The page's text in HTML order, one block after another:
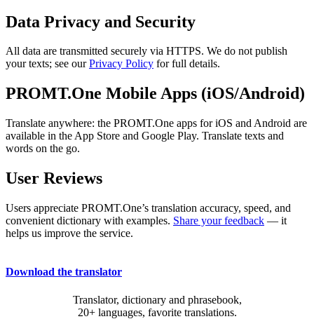
Data Privacy and Security
All data are transmitted securely via HTTPS. We do not publish
your texts; see ourPrivacy Policy for full details.
PROMT.One Mobile Apps (iOS/Android)
Translate anywhere: the PROMT.One apps for iOS and Android are
available in the App Store and Google Play. Translate texts and
words on the go.
User Reviews
Users appreciate PROMT.One’s translation accuracy, speed, and
convenient dictionary with examples. Share your feedback — it
helps us improve the service.
Download the translator
Translator, dictionary and phrasebook,
20+ languages, favorite translations.